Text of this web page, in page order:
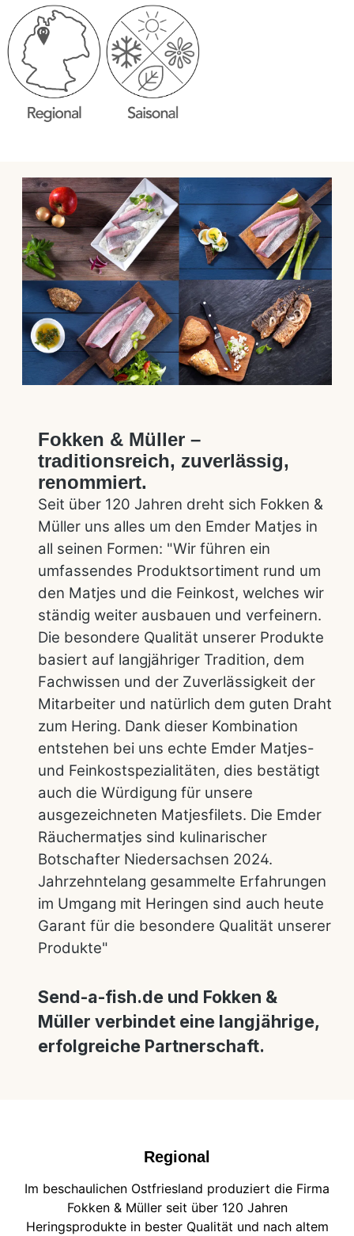
Fokken & Müller –
traditionsreich, zuverlässig,
renommiert.
Seit über 120 Jahren dreht sich Fokken &
Müller uns alles um den Emder Matjes in
all seinen Formen: "Wir führen ein
umfassendes Produktsortiment rund um
den Matjes und die Feinkost, welches wir
ständig weiter ausbauen und verfeinern.
Die besondere Qualität unserer Produkte
basiert auf langjähriger Tradition, dem
Fachwissen und der Zuverlässigkeit der
Mitarbeiter und natürlich dem guten Draht
zum Hering. Dank dieser Kombination
entstehen bei uns echte Emder Matjes-
und Feinkostspezialitäten, dies bestätigt
auch die Würdigung für unsere
ausgezeichneten Matjesfilets. Die Emder
Räuchermatjes sind kulinarischer
Botschafter Niedersachsen 2024.
Jahrzehntelang gesammelte Erfahrungen
im Umgang mit Heringen sind auch heute
Garant für die besondere Qualität unserer
Produkte"
Send-a-fish.de und Fokken &
Müller verbindet eine langjährige,
erfolgreiche Partnerschaft.
Regional
Im beschaulichen Ostfriesland produziert die Firma
Fokken & Müller seit über 120 Jahren
Heringsprodukte in bester Qualität und nach altem